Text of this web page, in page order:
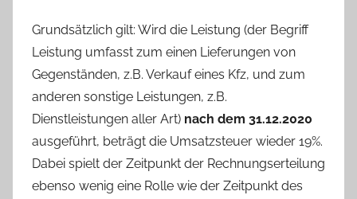
Grundsätzlich gilt: Wird die Leistung (der Begriff
Leistung umfasst zum einen Lieferungen von
Gegenständen, z.B. Verkauf eines Kfz, und zum
anderen sonstige Leistungen, z.B.
Dienstleistungen aller Art) nach dem 31.12.2020
ausgeführt, beträgt die Umsatzsteuer wieder 19%.
Dabei spielt der Zeitpunkt der Rechnungserteilung
ebenso wenig eine Rolle wie der Zeitpunkt des